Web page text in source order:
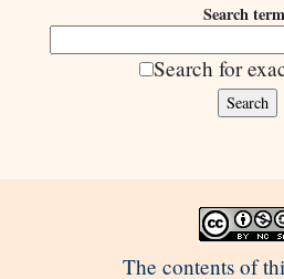
Search
Search for
The contents of